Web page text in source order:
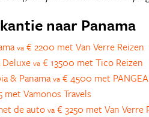
naar Panama
va € 2200 met Van Verre Reizen
va € 13500 met Tico Reizen
& Panama va € 4500 met
met Vamonos Travels
de auto va € 3250 met Van Verre